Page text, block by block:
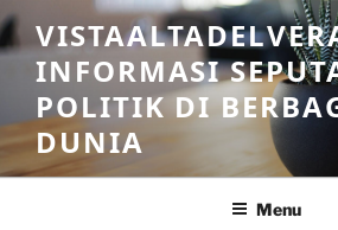
Skip
to
contentINFORMASI
POLITIK DI
DUNIA
Menu